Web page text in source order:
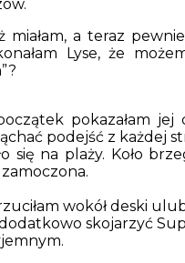
miałam, a teraz
Lyse, że
pokazałam jej
podejść z każdej
się na plaży. Koło
zamoczona.
wokół deski
skojarzyć